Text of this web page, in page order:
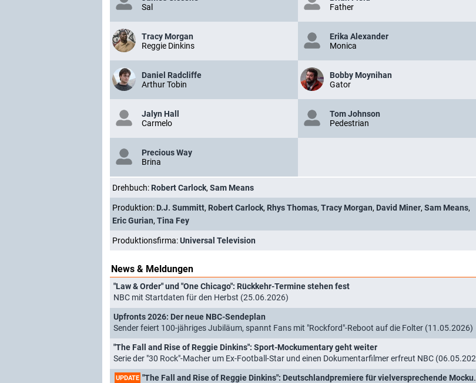
Sal
Father
Tracy Morgan
Reggie Dinkins
Erika Alexander
Monica
Daniel Radcliffe
Arthur Tobin
Bobby Moynihan
Gator
Jalyn Hall
Carmelo
Tom Johnson
Pedestrian
Precious Way
Brina
Drehbuch: Robert Carlock, Sam Means
Produktion: D.J. Summitt, Robert Carlock, Rhys Thomas, Tracy Morgan, David Miner, Sam Means,
Eric Gurian, Tina Fey
Produktionsfirma:Universal Television
News & Meldungen
"Law & Order" und "One Chicago": Rückkehr-Termine stehen fest
NBC mit Startdaten für den Herbst (25.06.2026)
Upfronts 2026: Der neue NBC-Sendeplan
Sender feiert 100-jähriges Jubiläum, spannt Fans mit "Rockford"-Reboot auf die Folter (11.05.2026)
"The Fall and Rise of Reggie Dinkins": Sport-Mockumentary geht weiter
Serie der "30 Rock"-Macher um Ex-Football-Star und einen Dokumentarfilmer erfreut NBC (06.05.2026)
UPDATE "The Fall and Rise of Reggie Dinkins": Deutschlandpremiere für vielversprechende Mockumentary